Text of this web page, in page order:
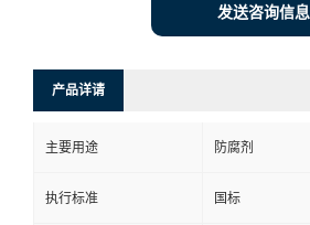
发送咨询信息
产品详请
主要用途 防腐剂
执行标准 国标